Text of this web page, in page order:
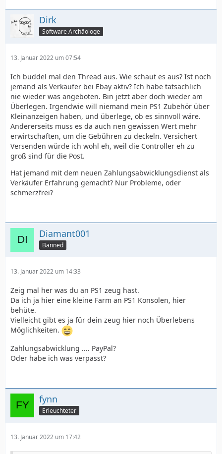
Dirk
Software Archäologe
13. Januar 2022 um 07:54
Ich buddel mal den Thread aus. Wie schaut es aus? Ist noch
jemand als Verkäufer bei Ebay aktiv? Ich habe tatsächlich
nie wieder was angeboten. Bin jetzt aber doch wieder am
Überlegen. Irgendwie will niemand mein PS1 Zubehör über
Kleinanzeigen haben, und überlege, ob es sinnvoll wäre.
Andererseits muss es da auch nen gewissen Wert mehr
erwirtschaften, um die Gebühren zu deckeln. Versichert
Versenden würde ich wohl eh, weil die Controller eh zu
groß sind für die Post.
Hat jemand mit dem neuen Zahlungsabwicklungsdienst als
Verkäufer Erfahrung gemacht? Nur Probleme, oder
schmerzfrei?
Diamant001
Banned
13. Januar 2022 um 14:33
Zeig mal her was du an PS1 zeug hast.
Da ich ja hier eine kleine Farm an PS1 Konsolen, hier
behüte.
Vielleicht gibt es ja für dein zeug hier noch Überlebens
Möglichkeiten.
Zahlungsabwicklung .... PayPal?
Oder habe ich was verpasst?
fynn
Erleuchteter
13. Januar 2022 um 17:42